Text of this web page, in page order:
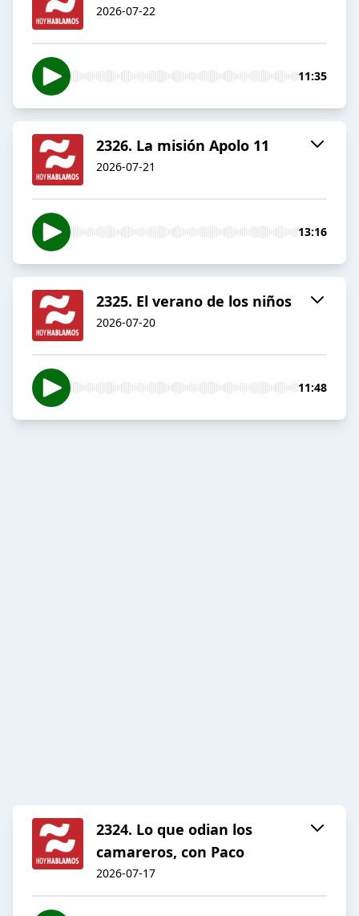
2026-07-22
11:35
2326. La misión Apolo 11
2026-07-21
13:16
2325. El verano de los niños
2026-07-20
11:48
2324. Lo que odian los
camareros, con Paco
2026-07-17